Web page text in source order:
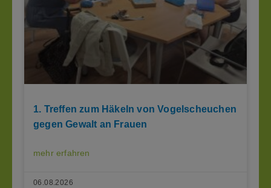
1. Treffen zum Häkeln von Vogelscheuchen
gegen Gewalt an Frauen
mehr erfahren
06.08.2026